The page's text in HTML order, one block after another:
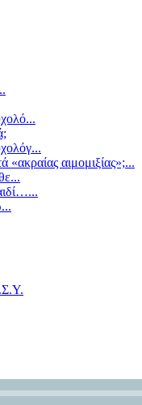
«ακραίας αιμομιξίας»;...